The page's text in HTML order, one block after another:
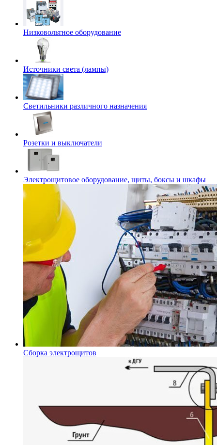
Низковольтное оборудование
Источники света (лампы)
Светильники различного назначения
Розетки и выключатели
Электрощитовое оборудование, щиты, боксы и шкафы
Сборка электрощитов